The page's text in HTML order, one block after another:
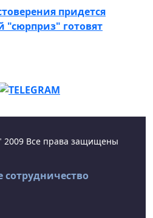
придется
"сюрприз" готовят
2009 Все права защищены